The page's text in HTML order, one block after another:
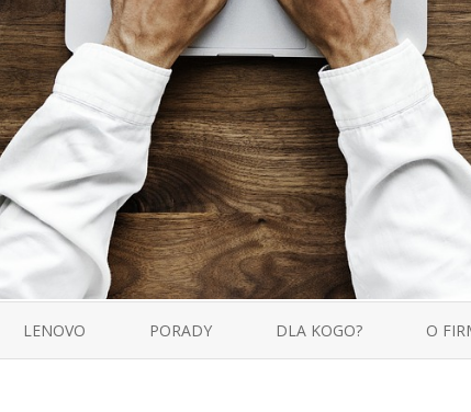
LENOVO PORADY DLA KOGO? O